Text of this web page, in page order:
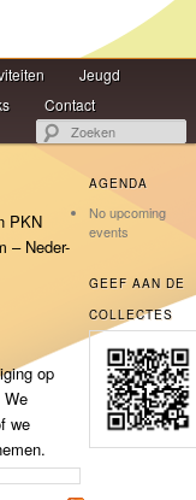
Jeugd
Contact
PKN
– Neder-
op
We
we
AGENDA
No upcoming
events
GEEF AAN DE
COLLECTES